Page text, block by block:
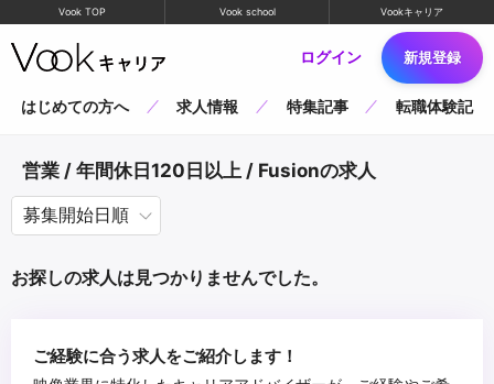
Vook TOP Vook school Vookキャリア
ログイン 新規登録
はじめての方へ 求人情報 特集記事 転職体験記
営業 / 年間休日120日以上 / Fusionの求人
お探しの求人は見つかりませんでした。
ご経験に合う求人をご紹介します！